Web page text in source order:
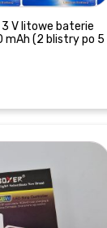
V litowe baterie
mAh (2 blistry po 5